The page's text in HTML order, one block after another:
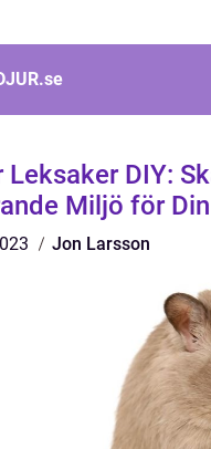
se
Leksaker DIY:
Miljö för
Jon Larsson